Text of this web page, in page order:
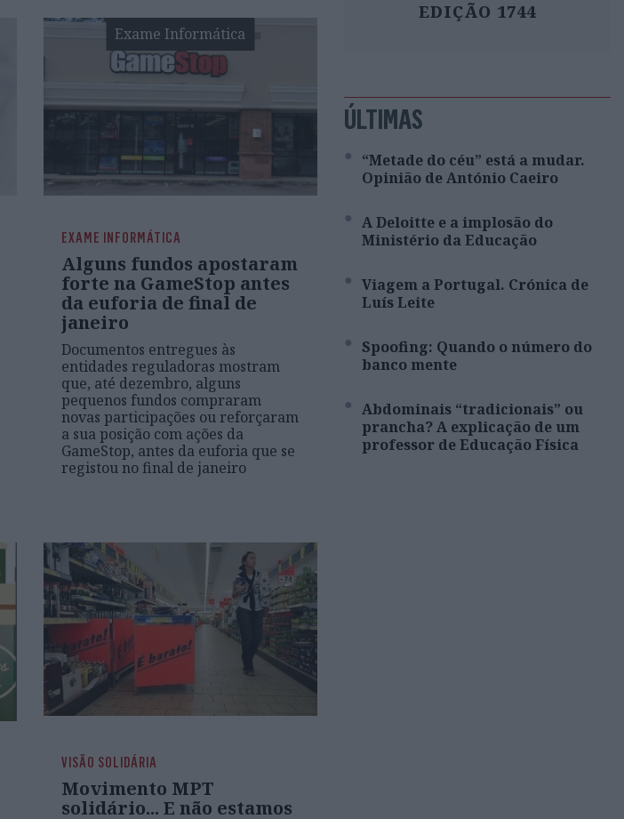
Exame Informática
EXAME INFORMÁTICA
Alguns fundos apostaram
forte na GameStop antes
da euforia de final de
janeiro
Documentos entregues às
entidades reguladoras mostram
que, até dezembro, alguns
pequenos fundos compraram
novas participações ou reforçaram
a sua posição com ações da
GameStop, antes da euforia que se
registou no final de janeiro
VISÃO SOLIDÁRIA
Movimento MPT
solidário... E não estamos
EDIÇÃO 1744
ÚLTIMAS
“Metade do céu” está a mudar.
Opinião de António Caeiro
A Deloitte e a implosão do
Ministério da Educação
Viagem a Portugal. Crónica de
Luís Leite
Spoofing: Quando o número do
banco mente
Abdominais “tradicionais” ou
prancha? A explicação de um
professor de Educação Física